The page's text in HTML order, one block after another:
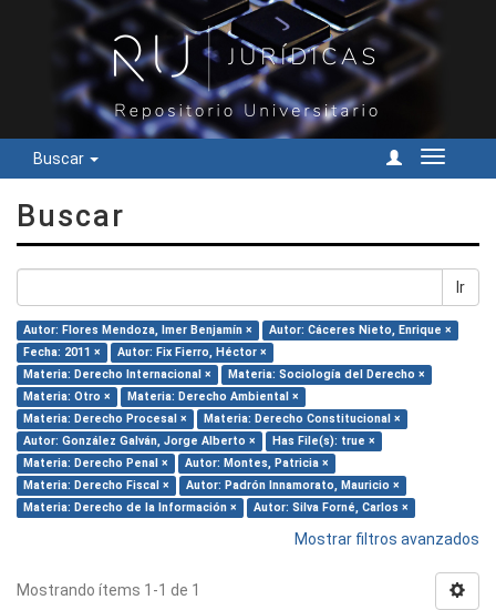
Buscar
Cambiar
Buscar
Ir
Autor: Flores Mendoza, Imer Benjamín ×
Autor: Cáceres Nieto, Enrique ×
Fecha: 2011 ×
Autor: Fix Fierro, Héctor ×
Materia: Derecho Internacional ×
Materia: Sociología del Derecho ×
Materia: Otro ×
Materia: Derecho Ambiental ×
Materia: Derecho Procesal ×
Materia: Derecho Constitucional ×
Autor: González Galván, Jorge Alberto ×
Has File(s): true ×
Materia: Derecho Penal ×
Autor: Montes, Patricia ×
Materia: Derecho Fiscal ×
Autor: Padrón Innamorato, Mauricio ×
Materia: Derecho de la Información ×
Autor: Silva Forné, Carlos ×
Mostrar filtros avanzados
Mostrando ítems 1-1 de 1